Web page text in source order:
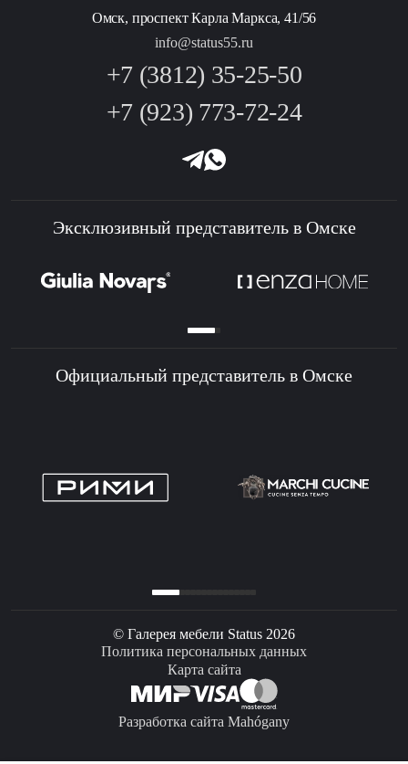
Омск, проспект Карла Маркса, 41/56
info@status55.ru
+7 (3812) 35-25-50
+7 (923) 773-72-24
Эксклюзивный представитель в Омске
Официальный представитель в Омске
© Галерея мебели Status 2026
Политика персональных данных
Карта сайта
Разработка сайта Mahógany